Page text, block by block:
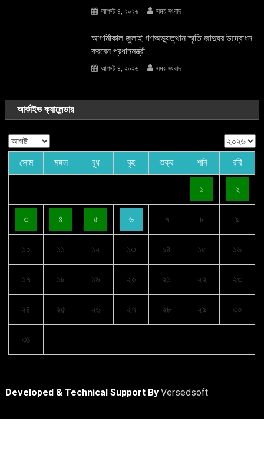
আগস্ট ৪, ২০২৬ সময় সংবাদ
আগামীকাল জুলাই গণঅভ্যুত্থান স্মৃতি জাদুঘর উদ্বোধন
করবেন প্রধানমন্ত্রী
আগস্ট ৪, ২০২৬ সময় সংবাদ
আর্কাইভ ক্যালেন্ডার
সোম মঙ্গল বুধ বৃহ শুক্র শনি রবি
১ ২
৩ ৪ ৫ ৬ ৭ ৮ ৯
১০ ১১ ১২ ১৩ ১৪ ১৫ ১৬
১৭ ১৮ ১৯ ২০ ২১ ২২ ২৩
২৪ ২৫ ২৬ ২৭ ২৮ ২৯ ৩০
৩১
Developed & Technical Support ByVersedsoft